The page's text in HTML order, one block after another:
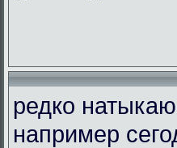
редко
например